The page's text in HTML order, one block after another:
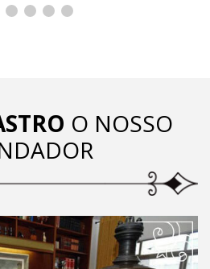
O NOSSO